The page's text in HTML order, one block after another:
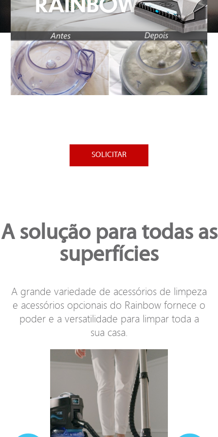
A solução para todas as
superfícies
A grande variedade de acessórios de limpeza
e acessórios opcionais do Rainbow fornece o
poder e a versatilidade para limpar toda a
sua casa.